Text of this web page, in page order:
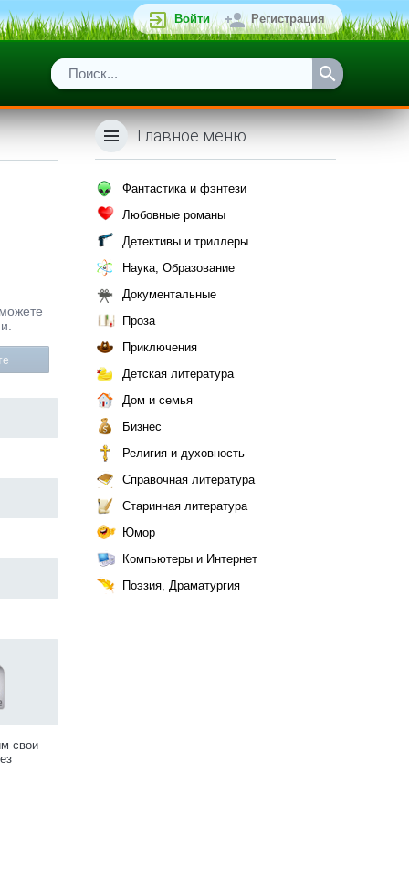
Войти Регистрация
свои
Главное меню
Фантастика и фэнтези
Любовные романы
Детективы и триллеры
Наука, Образование
Документальные
Проза
Приключения
Детская литература
Дом и семья
Бизнес
Религия и духовность
Справочная литература
Старинная литература
Юмор
Компьютеры и Интернет
Поэзия, Драматургия